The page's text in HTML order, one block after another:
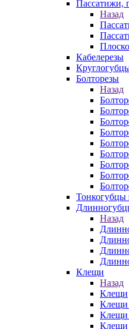
Пассатижи,
Назад
Кабелерезы
Болторезы
Назад
Тонкогубцы
Назад
Клещи
Назад
Клещи
Клещи
Клещи
Клещи